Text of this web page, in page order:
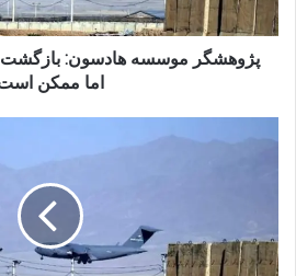
دشوار
اما
ممکنپژوهشگر موسسه هادسون: بازگشت
اما ممکن
اطراف
پایگاه